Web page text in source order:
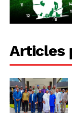
Articles